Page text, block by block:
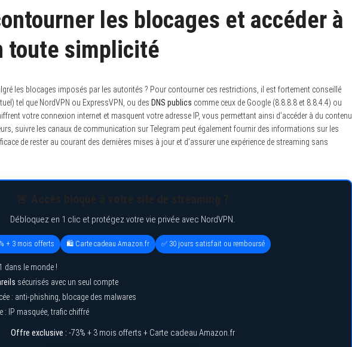
les blocages et accéder à
toute simplicité
les blocages imposés par les autorités ? Pour contourner ces restrictions, il est fortement conseillé
tel que NordVPN ou ExpressVPN, ou des DNS publics comme ceux de Google (8.8.8.8 et 8.8.4.4) ou
votre connexion internet et masquent votre adresse IP, vous permettant ainsi d’accéder à du contenu
suivre les canaux de communication sur Telegram peut également fournir des informations sur les
de rester au courant des dernières mises à jour et d’assurer une expérience de streaming sans
Débloquez en 1 clic et protégez votre vie privée avec NordVPN.
+ 3 mois offerts 🛍️ Carte cadeau Amazon.fr ✅ 30 jours satisfait ou remboursé
dans le monde !
sécurisés avec un seul compte
: anti-phishing, blocage des malwares
: IP masquée, trafic chiffré
Offre exclusive : -73% + 3 mois offerts + Carte cadeau Amazon.fr